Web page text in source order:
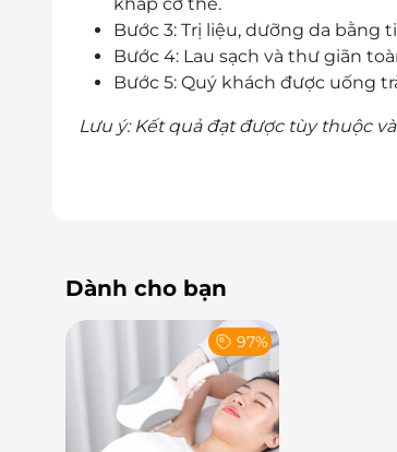
Bước 3: Trị liệu, dưỡng da bằng
Bước 4: Lau sạch và thư giãn
Bước 5: Quý khách được uống
Lưu ý: Kết quả đạt được tùy thuộc
thăm khách đau mỏi vùng nào
Bước 4: Khách nằm ngửa
Lưu ý: Kết quả đạt được tùy thuộc
Chăm sóc da:
Dành cho bạn
97%